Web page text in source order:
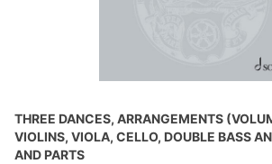
THREE DANCES, ARRANGEMENTS
VIOLINS, VIOLA, CELLO, DOUBLE BASS
AND PARTS